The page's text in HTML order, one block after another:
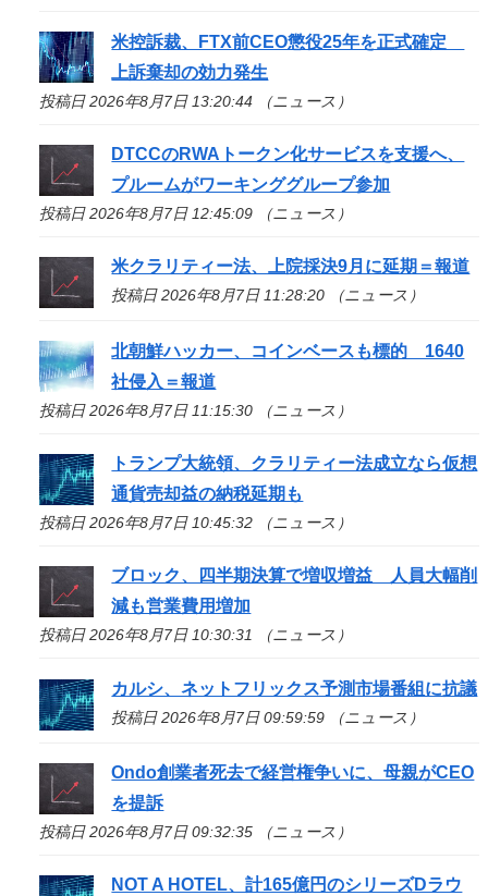
米控訴裁、FTX前CEO懲役25年を正式確定
上訴棄却の効力発生
投稿日 2026年8月7日 13:20:44 （ニュース）
DTCCのRWAトークン化サービスを支援へ、
プルームがワーキンググループ参加
投稿日 2026年8月7日 12:45:09 （ニュース）
米クラリティー法、上院採決9月に延期＝報道
投稿日 2026年8月7日 11:28:20 （ニュース）
北朝鮮ハッカー、コインベースも標的 1640
社侵入＝報道
投稿日 2026年8月7日 11:15:30 （ニュース）
トランプ大統領、クラリティー法成立なら仮想
通貨売却益の納税延期も
投稿日 2026年8月7日 10:45:32 （ニュース）
ブロック、四半期決算で増収増益 人員大幅削
減も営業費用増加
投稿日 2026年8月7日 10:30:31 （ニュース）
カルシ、ネットフリックス予測市場番組に抗議
投稿日 2026年8月7日 09:59:59 （ニュース）
Ondo創業者死去で経営権争いに、母親がCEO
を提訴
投稿日 2026年8月7日 09:32:35 （ニュース）
NOT A HOTEL、計165億円のシリーズDラウ